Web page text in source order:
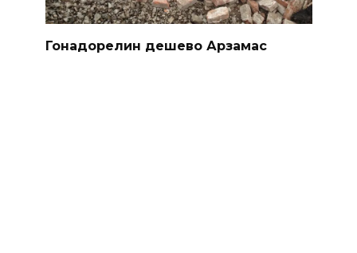
Гонадорелин дешево Арзамас